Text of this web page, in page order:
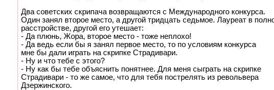
Два советских скрипача возвращаются с Международного конкурса.
Один занял второе место, а другой тридцать седьмое. Лауреат в
расстройстве, другой его утешает:
- Да плюнь, Жора, второе место - тоже неплохо!
- Да ведь если бы я занял первое место, то по условиям конкурса
мне бы дали играть на скрипке Страдивари.
- Ну и что тебе с этого?
- Ну как бы тебе объяснить понятнее. Для меня сыграть на скрипке
Страдивари - то же самое, что для тебя пострелять из револьвера
Дзержинского.